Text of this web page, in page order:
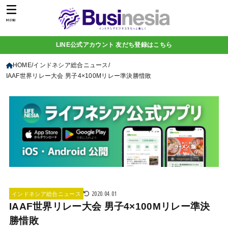
MENU
LINE公式アカウント 友だち登録はこちら
HOME インドネシア総合ニュース
IAAF世界リレー大会 男子4×100Mリレー準決勝惜敗
インドネシア総合ニュース 2020.04.01
IAAF世界リレー大会 男子4×100Mリレー準決
勝惜敗